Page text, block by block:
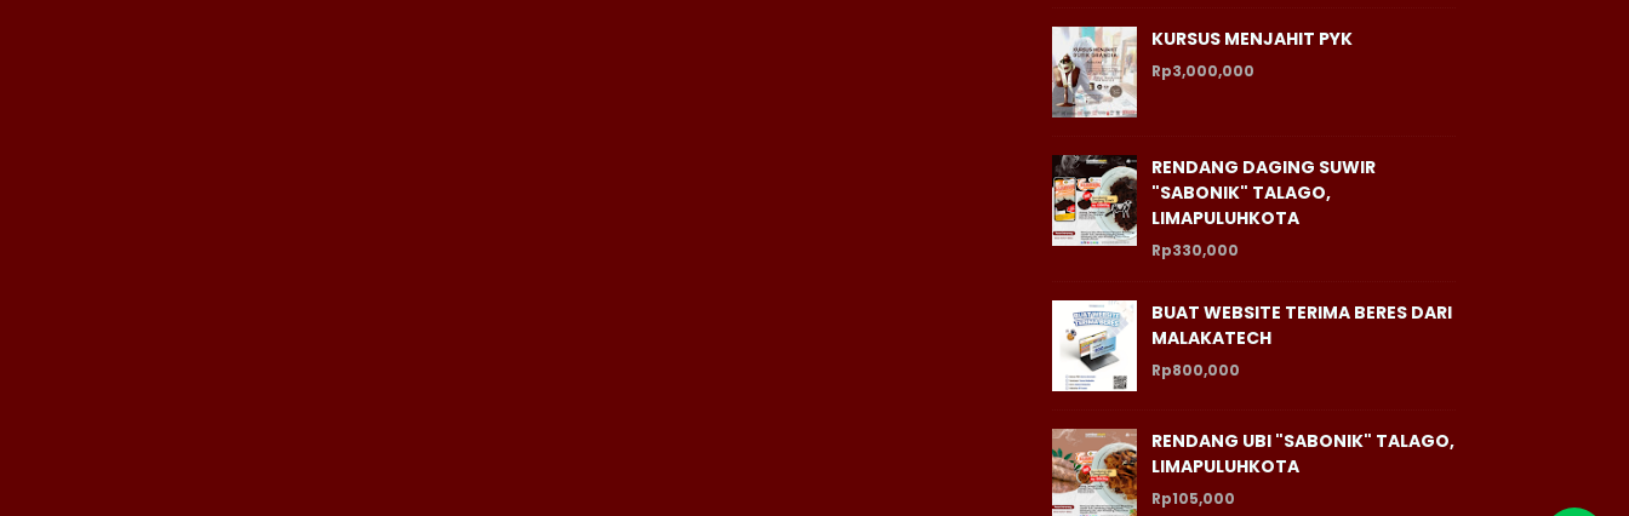
KURSUS MENJAHIT PYK
Rp3,000,000
RENDANG DAGING SUWIR
"SABONIK" TALAGO,
LIMAPULUHKOTA
Rp330,000
BUAT WEBSITE TERIMA BERES DARI
MALAKATECH
Rp800,000
RENDANG UBI "SABONIK" TALAGO,
LIMAPULUHKOTA
Rp105,000